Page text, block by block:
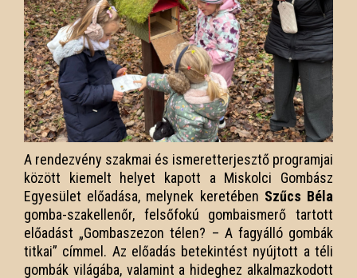
A rendezvény szakmai és ismeretterjesztő programjai
között kiemelt helyet kapott a Miskolci Gombász
Egyesület előadása, melynek keretében Szűcs Béla
gomba-szakellenőr, felsőfokú gombaismerő tartott
előadást „Gombaszezon télen? – A fagyálló gombák
titkai” címmel. Az előadás betekintést nyújtott a téli
gombák világába, valamint a hideghez alkalmazkodott